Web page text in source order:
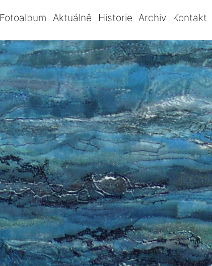
Fotoalbum Aktuálně Historie Archiv Kontakt